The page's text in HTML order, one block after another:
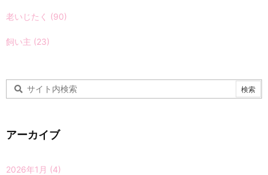
老いじたく (90)
飼い主 (23)
アーカイブ
2026年1月 (4)